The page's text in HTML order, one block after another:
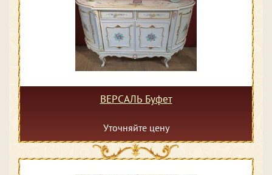
ВЕРСАЛЬ Буфет
Уточняйте цену